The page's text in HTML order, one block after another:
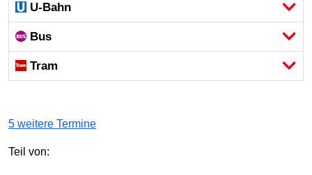
U-Bahn
Bus
Tram
5 weitere Termine
Teil von: